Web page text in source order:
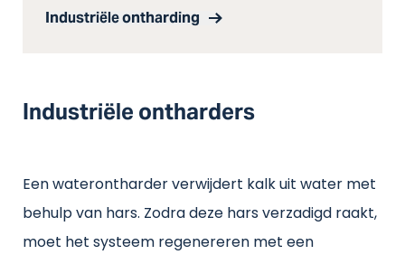
Industriële ontharders
Een waterontharder verwijdert kalk uit water met
behulp van hars. Zodra deze hars verzadigd raakt,
moet het systeem regenereren met een
Industriële ontharding